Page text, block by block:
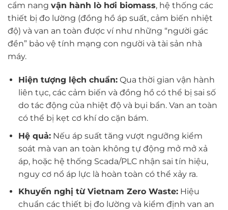
cẩm nang vận hành lò hơi biomass, hệ thống các
thiết bị đo lường (đồng hồ áp suất, cảm biến nhiệt
độ) và van an toàn được ví như những “người gác
đền” bảo vệ tính mạng con người và tài sản nhà
máy.
Hiện tượng lệch chuẩn:Qua thời gian vận hành
liên tục, các cảm biến và đồng hồ có thể bị sai số
do tác động của nhiệt độ và bụi bẩn. Van an toàn
có thể bị kẹt cơ khí do cặn bám.
Hệ quả:Nếu áp suất tăng vượt ngưỡng kiểm
soát mà van an toàn không tự động mở mở xả
áp, hoặc hệ thống Scada/PLC nhận sai tín hiệu,
nguy cơ nổ áp lực là hoàn toàn có thể xảy ra.
Khuyến nghị từ Vietnam Zero Waste:Hiệu
chuẩn các thiết bị đo lường và kiểm định van an